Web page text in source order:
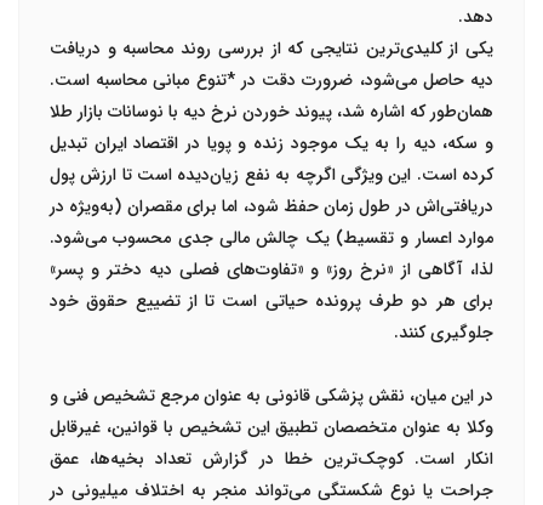
دهد.
یکی از کلیدی‌ترین نتایجی که از بررسی روند محاسبه و دریافت
دیه حاصل می‌شود، ضرورت دقت در*تنوع مبانی محاسبه است.
همان‌طور که اشاره شد، پیوند خوردن نرخ دیه با نوسانات بازار طلا
و سکه، دیه را به یک موجود زنده و پویا در اقتصاد ایران تبدیل
کرده است. این ویژگی اگرچه به نفع زیان‌دیده است تا ارزش پول
دریافتی‌اش در طول زمان حفظ شود، اما برای مقصران (به‌ویژه در
موارد اعسار و تقسیط) یک چالش مالی جدی محسوب می‌شود.
لذا، آگاهی از «نرخ روز» و «تفاوت‌های فصلی دیه دختر و پسر»
برای هر دو طرف پرونده حیاتی است تا از تضییع حقوق خود
جلوگیری کنند.
در این میان، نقشپزشکی قانونی به عنوان مرجع تشخیص فنی و
وکلا به عنوان متخصصان تطبیق این تشخیص با قوانین، غیرقابل
انکار است. کوچک‌ترین خطا در گزارش تعداد بخیه‌ها، عمق
جراحت یا نوع شکستگی می‌تواند منجر به اختلاف میلیونی در